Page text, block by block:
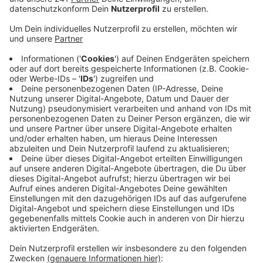
Hausmüll, Bauschutt und Grünschnitt, all das zählt
die Stadt auf. Sie vermutet außerdem, dass die
illegal abgeladenen Gartenabfälle für einen starken
Ausbruch einer Baum-Krankheit verantwortlich
sind, der sogenannten Rußrindenkrankheit.
Veröffentlicht: Mittwoch, 22.01.2025 14:35
Anzeige
Die Stadt wundert sich auch über den Aufwand, der
betrieben würde, den Müll in der Stadt abzuladen –
leichter und vor allem legaler sei das bei den
Wertstoffhöfen. Sperrmüll und Gartenabfälle würden
auch mehrfach im Jahr kostenlos abgeholt. Illegal Müll
abladen würde dagegen bis zu fünftausend Euro